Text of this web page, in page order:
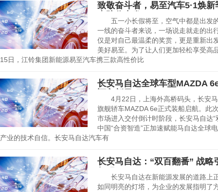
致敬奋斗者，易至汽车5·1焕
惠陪你出发
五一小长假将至，空气中都是出发
一线的奋斗者来说，一场说走就走的出
仅是对自己最温柔的奖赏，更是重新
美好易至。为了让人们更加轻松享受高
15日，江铃集团新能源易至汽车携三款高性价比
长安马自达全球车型MAZDA
4月22日，上海外高桥码头，长安马
旗舰轿车MAZDA 6e正式装船启航。此
市场进入交付倒计时阶段，长安马自达
中国“合资智造”正加速赋能马自达全球
产业的技术自信。长安马自达汽车有
长安马自达：“双百翻番” 战略
征程
长安马自达在新能源发展的道路上正
如同明亮的灯塔，为企业的发展指明了